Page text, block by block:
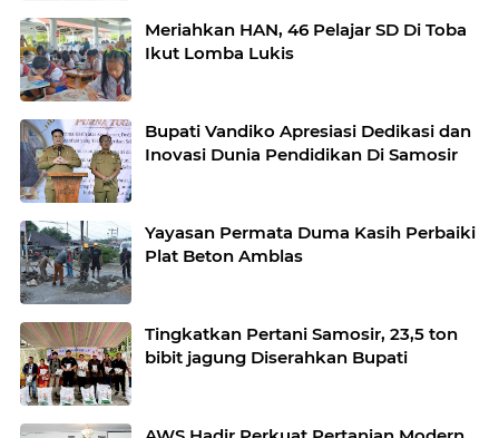
Meriahkan HAN, 46 Pelajar SD Di Toba
Ikut Lomba Lukis
Bupati Vandiko Apresiasi Dedikasi dan
Inovasi Dunia Pendidikan Di Samosir
Yayasan Permata Duma Kasih Perbaiki
Plat Beton Amblas
Tingkatkan Pertani Samosir, 23,5 ton
bibit jagung Diserahkan Bupati